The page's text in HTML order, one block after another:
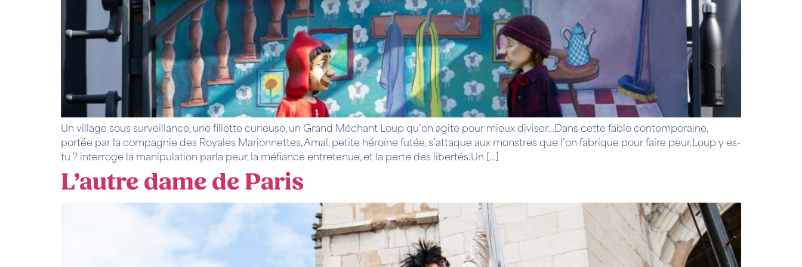
Un village sous surveillance, une fillette curieuse, un Grand Méchant Loup qu’on agite pour mieux diviser…Dans cette fable contemporaine,
portée par la compagnie des Royales Marionnettes, Amal, petite héroïne futée, s’attaque aux monstres que l’on fabrique pour faire peur.Loup y es-
tu ? interroge la manipulation parla peur, la méfiance entretenue, et la perte des libertés.Un […]
L’autre dame de Paris